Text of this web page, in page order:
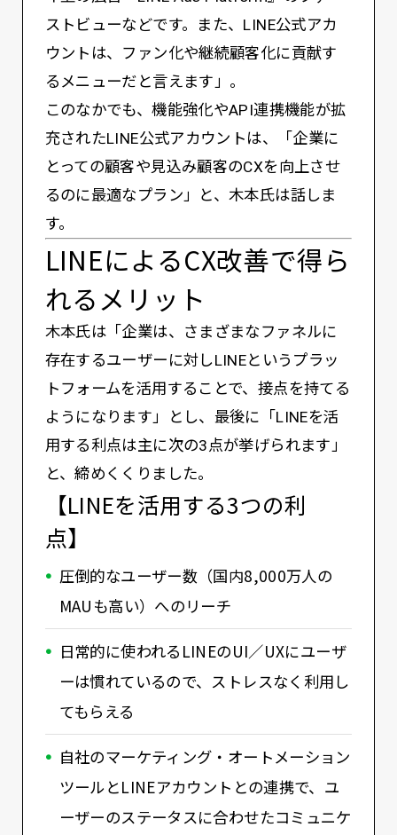
ストビューなどです。また、LINE公式アカ
ウントは、ファン化や継続顧客化に貢献す
るメニューだと言えます」。
このなかでも、機能強化やAPI連携機能が拡
充されたLINE公式アカウントは、「企業に
とっての顧客や見込み顧客のCXを向上させ
るのに最適なプラン」と、木本氏は話しま
す。
LINEによるCX改善で得ら
れるメリット
木本氏は「企業は、さまざまなファネルに
存在するユーザーに対しLINEというプラッ
トフォームを活用することで、接点を持てる
ようになります」とし、最後に「LINEを活
用する利点は主に次の3点が挙げられます」
と、締めくくりました。
【LINEを活用する3つの利
点】
圧倒的なユーザー数（国内8,000万人の
MAUも高い）へのリーチ
日常的に使われるLINEのUI／UXにユーザ
ーは慣れているので、ストレスなく利用し
てもらえる
自社のマーケティング・オートメーション
ツールとLINEアカウントとの連携で、ユ
ーザーのステータスに合わせたコミュニケ